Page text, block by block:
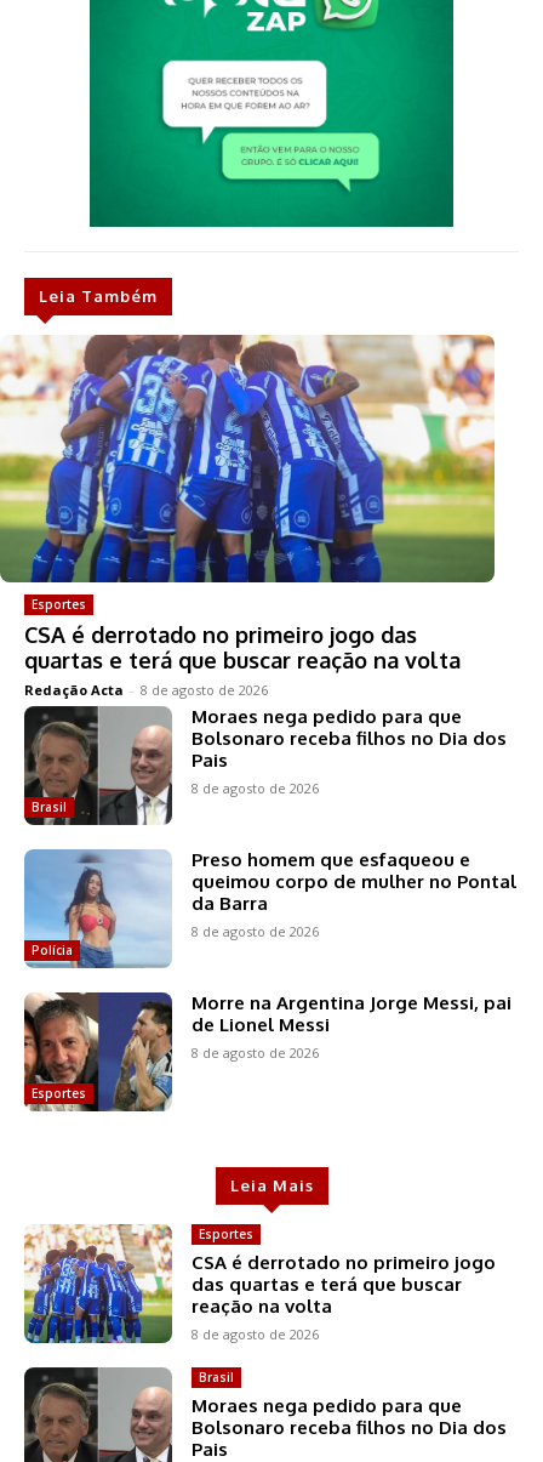
Leia Também
Esportes
CSA é derrotado no primeiro jogo das
quartas e terá que buscar reação na volta
Redação Acta - 8 de agosto de 2026
Brasil
Moraes nega pedido para que
Bolsonaro receba filhos no Dia dos
Pais
8 de agosto de 2026
Polícia
Preso homem que esfaqueou e
queimou corpo de mulher no Pontal
da Barra
8 de agosto de 2026
Esportes
Morre na Argentina Jorge Messi, pai
de Lionel Messi
8 de agosto de 2026
Leia Mais
Esportes
CSA é derrotado no primeiro jogo
das quartas e terá que buscar
reação na volta
8 de agosto de 2026
Brasil
Moraes nega pedido para que
Bolsonaro receba filhos no Dia dos
Pais